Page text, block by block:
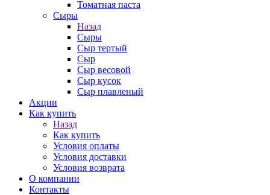
Томатная паста
Сыры
Назад
Сыры
Сыр тертый
Сыр
Сыр весовой
Сыр кусок
Сыр плавленый
Акции
Как купить
Назад
Как купить
Условия оплаты
Условия доставки
Условия возврата
О компании
Контакты